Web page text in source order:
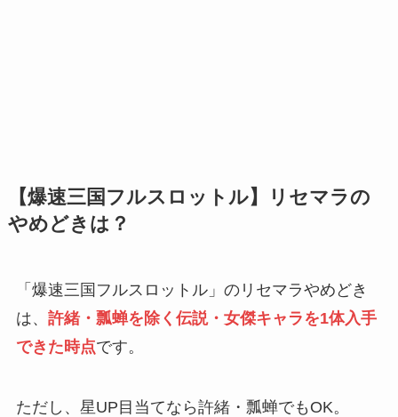
【爆速三国フルスロットル】リセマラの
やめどきは？
「爆速三国フルスロットル」のリセマラやめどき
は、 許緒・瓢蝉を除く伝説・女傑キャラを1体入手
できた時点です。
ただし、星UP目当てなら許緒・瓢蝉でもOK。